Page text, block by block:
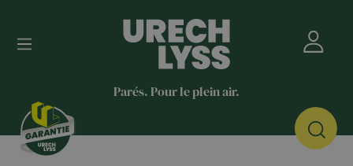
Parés. Pour le plein air.